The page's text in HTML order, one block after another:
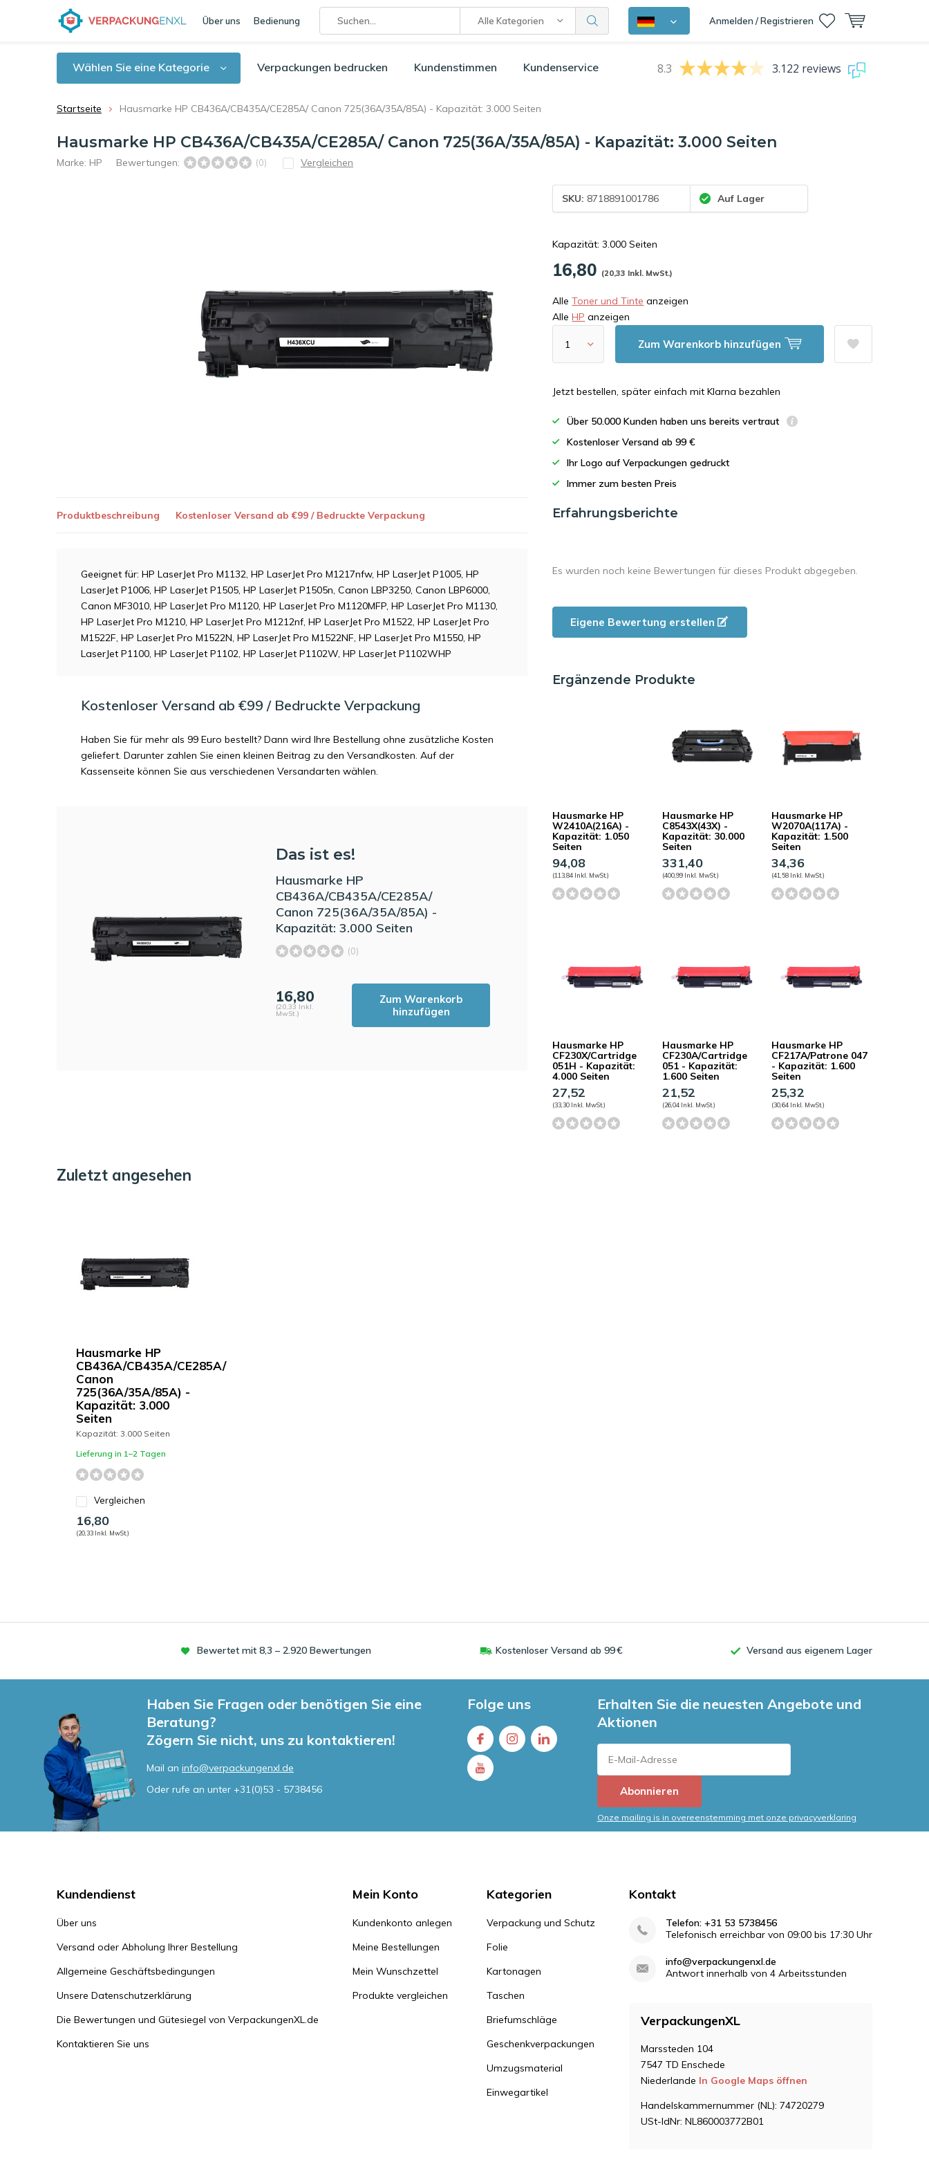
Über uns Bedienung Alle Kategorien Anmelden / Registrieren
Wählen Sie eine Kategorie Verpackungen bedrucken Kundenstimmen Kundenservice 8.3 3.122 reviews
Startseite Hausmarke HP CB436A/CB435A/CE285A/ Canon 725(36A/35A/85A) - Kapazität: 3.000 Seiten
Hausmarke HP CB436A/CB435A/CE285A/ Canon 725(36A/35A/85A) - Kapazität: 3.000 Seiten
Marke: HP Bewertungen: (0) Vergleichen
SKU: 8718891001786 Auf Lager
Kapazität: 3.000 Seiten
16,80 (20,33 Inkl. MwSt.)
AlleToner und Tinte anzeigen
AlleHP anzeigen
Zum Warenkorb hinzufügen
Jetzt bestellen, später einfach mit Klarna bezahlen
Über 50.000 Kunden haben uns bereits vertraut
Kostenloser Versand ab 99 €
Ihr Logo auf Verpackungen gedruckt
Immer zum besten Preis
Produktbeschreibung Kostenloser Versand ab €99 / Bedruckte Verpackung
Geeignet für: HP LaserJet Pro M1132, HP LaserJet Pro M1217nfw, HP LaserJet P1005, HP
LaserJet P1006, HP LaserJet P1505, HP LaserJet P1505n, Canon LBP3250, Canon LBP6000,
Canon MF3010, HP LaserJet Pro M1120, HP LaserJet Pro M1120MFP, HP LaserJet Pro M1130,
HP LaserJet Pro M1210, HP LaserJet Pro M1212nf, HP LaserJet Pro M1522, HP LaserJet Pro
M1522F, HP LaserJet Pro M1522N, HP LaserJet Pro M1522NF, HP LaserJet Pro M1550, HP
LaserJet P1100, HP LaserJet P1102, HP LaserJet P1102W, HP LaserJet P1102WHP
Kostenloser Versand ab €99 / Bedruckte Verpackung
Haben Sie für mehr als 99 Euro bestellt? Dann wird Ihre Bestellung ohne zusätzliche Kosten
geliefert. Darunter zahlen Sie einen kleinen Beitrag zu den Versandkosten. Auf der
Kassenseite können Sie aus verschiedenen Versandarten wählen.
Das ist es!
Hausmarke HP
CB436A/CB435A/CE285A/
Canon 725(36A/35A/85A) -
Kapazität: 3.000 Seiten
(0)
16,80
(20,33 Inkl.
MwSt.)
Zum Warenkorb
hinzufügen
Erfahrungsberichte
Es wurden noch keine Bewertungen für dieses Produkt abgegeben.
Eigene Bewertung erstellen
Ergänzende Produkte
Hausmarke HP
W2410A(216A) -
Kapazität: 1.050
Seiten
94,08
(113,84 Inkl. MwSt.)
Hausmarke HP
C8543X(43X) -
Kapazität: 30.000
Seiten
331,40
(400,99 Inkl. MwSt.)
Hausmarke HP
W2070A(117A) -
Kapazität: 1.500
Seiten
34,36
(41,58 Inkl. MwSt.)
Hausmarke HP
CF230X/Cartridge
051H - Kapazität:
4.000 Seiten
27,52
(33,30 Inkl. MwSt.)
Hausmarke HP
CF230A/Cartridge
051 - Kapazität:
1.600 Seiten
21,52
(26,04 Inkl. MwSt.)
Hausmarke HP
CF217A/Patrone 047
- Kapazität: 1.600
Seiten
25,32
(30,64 Inkl. MwSt.)
Zuletzt angesehen
Hausmarke HP
CB436A/CB435A/CE285A/
Canon
725(36A/35A/85A) -
Kapazität: 3.000
Seiten
Kapazität: 3.000 Seiten
Lieferung in 1–2 Tagen
Vergleichen
16,80
(20,33 Inkl. MwSt.)
Bewertet mit 8,3 – 2.920 Bewertungen Kostenloser Versand ab 99 € Versand aus eigenem Lager
Haben Sie Fragen oder benötigen Sie eine
Beratung?
Zögern Sie nicht, uns zu kontaktieren!
Mail an info@verpackungenxl.de
Oder rufe an unter +31(0)53 - 5738456
Folge uns
Erhalten Sie die neuesten Angebote und
Aktionen
Abonnieren
Onze mailing is in overeenstemming met onze privacyverklaring
Kundendienst
Über uns
Versand oder Abholung Ihrer Bestellung
Allgemeine Geschäftsbedingungen
Unsere Datenschutzerklärung
Die Bewertungen und Gütesiegel von VerpackungenXL.de
Kontaktieren Sie uns
Mein Konto
Kundenkonto anlegen
Meine Bestellungen
Mein Wunschzettel
Produkte vergleichen
Kategorien
Verpackung und Schutz
Folie
Kartonagen
Taschen
Briefumschläge
Geschenkverpackungen
Umzugsmaterial
Einwegartikel
Kontakt
Telefon: +31 53 5738456
Telefonisch erreichbar von 09:00 bis 17:30 Uhr
info@verpackungenxl.de
Antwort innerhalb von 4 Arbeitsstunden
VerpackungenXL
Marssteden 104
7547 TD Enschede
Niederlande In Google Maps öffnen
Handelskammernummer (NL): 74720279
USt-IdNr: NL860003772B01